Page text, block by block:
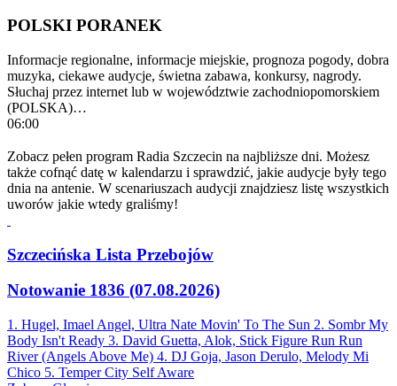
POLSKI PORANEK
Informacje regionalne, informacje miejskie, prognoza pogody, dobra
muzyka, ciekawe audycje, świetna zabawa, konkursy, nagrody.
Słuchaj przez internet lub w województwie zachodniopomorskiem
(POLSKA)…
06:00
Zobacz pełen program Radia Szczecin na najbliższe dni. Możesz
także cofnąć datę w kalendarzu i sprawdzić, jakie audycje były tego
dnia na antenie. W scenariuszach audycji znajdziesz listę wszystkich
uworów jakie wtedy graliśmy!
Szczecińska Lista Przebojów
Notowanie 1836 (07.08.2026)
1. Hugel, Imael Angel, Ultra Nate Movin' To The Sun 2. Sombr My
Body Isn't Ready 3. David Guetta, Alok, Stick Figure Run Run
River (Angels Above Me) 4. DJ Goja, Jason Derulo, Melody Mi
Chico 5. Temper City Self Aware